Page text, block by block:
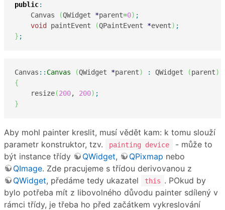
public:
    Canvas
(QWidget *parent=0) ;
void
paintEvent (QPaintEvent *event) ;
} ;
Canvas :: Canvas (QWidget *parent) : QWidget (parent)
{
    resize
(200, 200) ;
}
Aby mohl painter kreslit, musí vědět kam: k tomu slouží
parametr konstruktor, tzv.
painting device
- může to
být instance třídy
QWidget, QPixmap nebo
QImage. Zde pracujeme s třídou derivovanou z
QWidget, předáme tedy ukazatel this . POkud by
bylo potřeba mít z libovolného důvodu painter sdílený v
rámci třídy, je třeba ho před začátkem vykreslování